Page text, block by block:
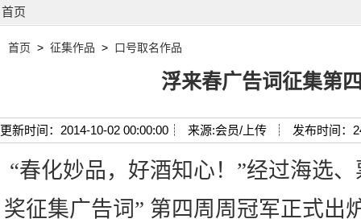
首页
首页 > 征集作品 > 口号取名作品
浮来春广告词征集第
更新时间：2014-10-02 00:00:00┊ 来源:会员/上传 ┊ 发布时间：
“春化妙品，好酒知心！”经过海选
奖征集广告词” 第四周周冠军正式出